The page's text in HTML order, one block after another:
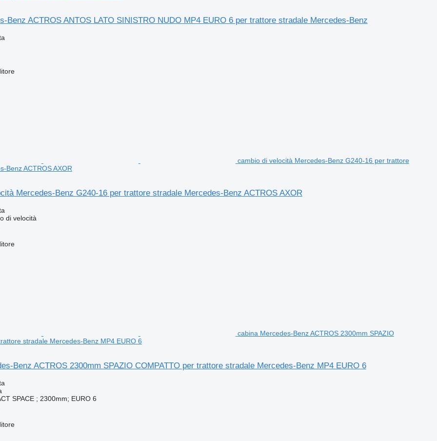
Benz ACTROS ANTOS LATO SINISTRO NUDO MP4 EURO 6 per trattore stradale Mercedes-Benz
cambio di velocità Mercedes-Benz G240-16 per trattore
Benz ACTROS AXOR
Mercedes-Benz G240-16 per trattore stradale Mercedes-Benz ACTROS AXOR
di velocità
cabina Mercedes-Benz ACTROS 2300mm SPAZIO
stradale Mercedes-Benz MP4 EURO 6
Benz ACTROS 2300mm SPAZIO COMPATTO per trattore stradale Mercedes-Benz MP4 EURO 6
SPACE ; 2300mm; EURO 6